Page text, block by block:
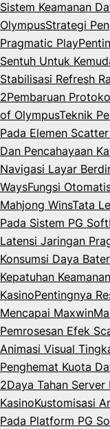
Sistem Keamanan
OlympusStrategi
Pragmatic Play
Sentuh Untuk
Stabilisasi Refresh
2Pembaruan
of OlympusTeknik
Pada Elemen
Dan Pencahayaan
Navigasi Layar
WaysFungsi
Mahjong WinsTata
Pada Sistem PG Soft
Latensi Jaringan
Konsumsi Daya
Kepatuhan
KasinoPentingnya
Mencapai Maxwin
Pemrosesan Efek
Animasi Visual
Penghemat Kuota
2Daya Tahan
KasinoKustomisasi
Pada Platform PG